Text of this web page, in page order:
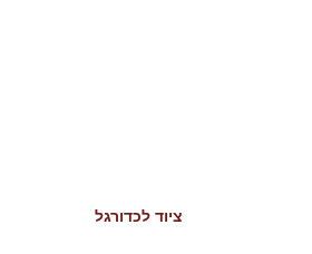
ציוד לכדורגל